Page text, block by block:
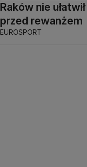
Raków nie
przed rewanżem
EUROSPORT